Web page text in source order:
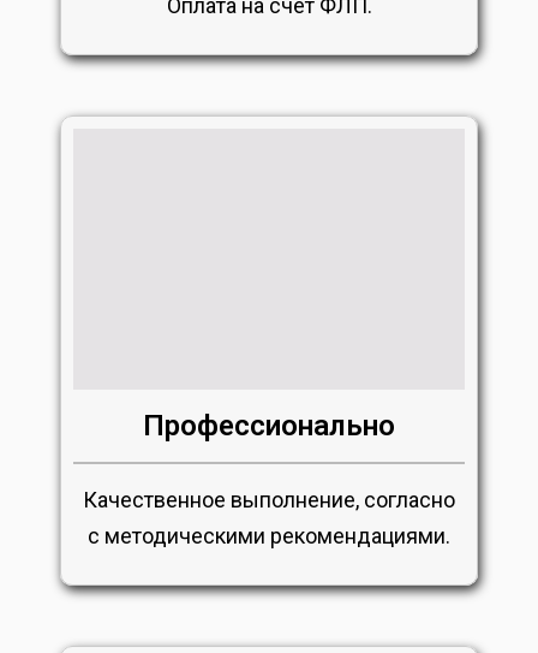
Профессионально
Качественное выполнение, согласно
с методическими рекомендациями.